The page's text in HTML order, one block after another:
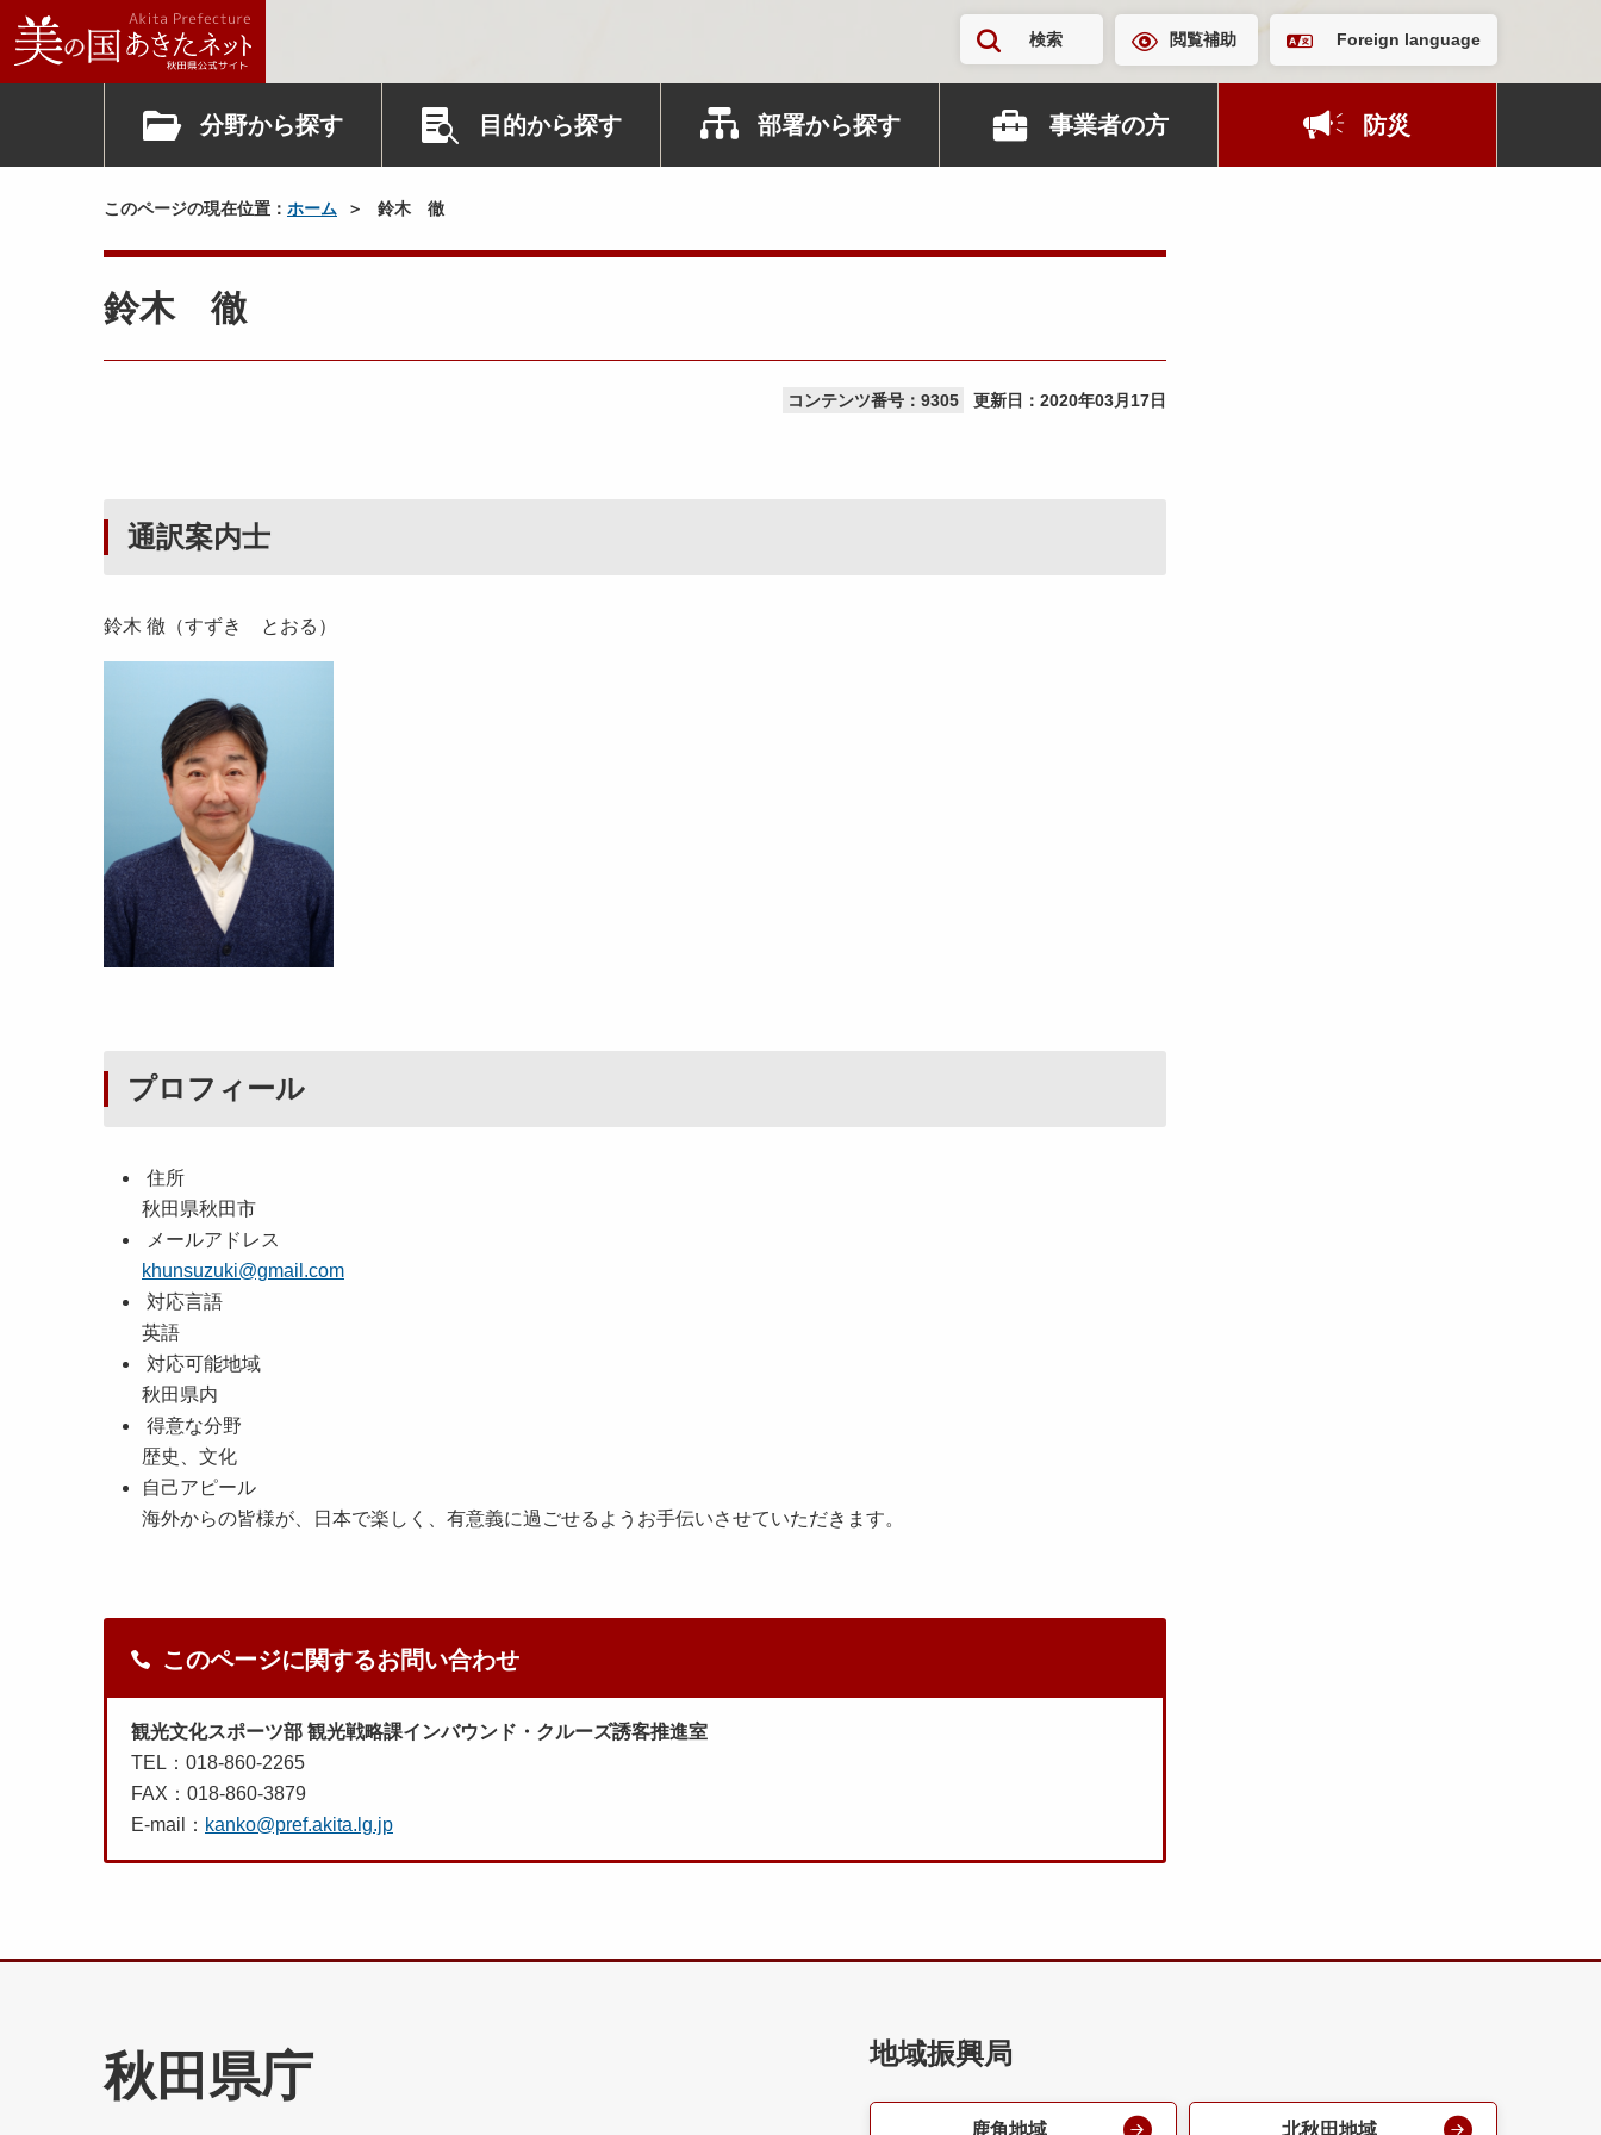
検索 閲覧補助 Foreign language
分野から探す 目的から探す 部署から探す 事業者の方 防災
このページの現在位置： ホーム 鈴木 徹
鈴木 徹
コンテンツ番号：9305 更新日： 2020年03月17日
通訳案内士
鈴木 徹（すずき とおる）
プロフィール
住所
秋田県秋田市
メールアドレス
khunsuzuki@gmail.com
対応言語
英語
対応可能地域
秋田県内
得意な分野
歴史、文化
自己アピール
海外からの皆様が、日本で楽しく、有意義に過ごせるようお手伝いさせていただきます。
このページに関するお問い合わせ
観光文化スポーツ部 観光戦略課インバウンド・クルーズ誘客推進室
TEL：018-860-2265
FAX：018-860-3879
E-mail： kanko@pref.akita.lg.jp
秋田県庁 地域振興局
鹿角地域 北秋田地域